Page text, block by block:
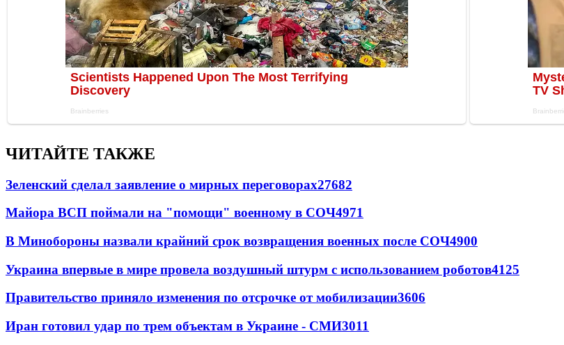
ЧИТАЙТЕ ТАКЖЕ
Зеленский сделал заявление о мирных переговорах27682
Майора ВСП поймали на "помощи" военному в СОЧ4971
В Минобороны назвали крайний срок возвращения военных после СОЧ4900
Украина впервые в мире провела воздушный штурм с использованием роботов4125
Правительство приняло изменения по отсрочке от мобилизации3606
Иран готовил удар по трем объектам в Украине - СМИ3011